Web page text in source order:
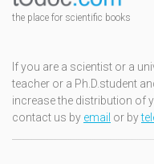
the place for scientific books
If you are a scientist or a
teacher or a Ph.D.student
increase the distribution of
contact us by email or by